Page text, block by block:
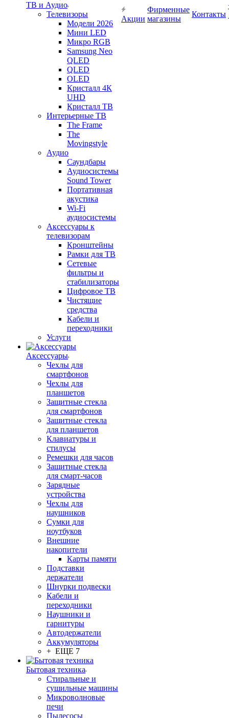
ТВ и Аудио
Телевизоры
Модели 2026
Мини LED
Микро RGB
Samsung Neo
QLED
QLED
OLED
Кристалл 4К
UHD
Кристалл ТВ
Интерьерные ТВ
The Frame
The
Movingstyle
Аудио
Саундбары
Аудиосистемы
Sound Tower
Портативная
акустика
Wi-Fi
аудиосистемы
Аксессуары к
телевизорам
Кронштейны
Рамки для ТВ
Сетевые
фильтры и
стабилизаторы
Цифровое ТВ
Чистящие
средства
Кабели и
переходники
Услуги
Аксессуары
Чехлы для
смартфонов
Чехлы для
планшетов
Защитные стекла
для смартфонов
Защитные стекла
для планшетов
Клавиатуры и
стилусы
Ремешки для часов
Защитные стекла
для смарт-часов
Зарядные
устройства
Чехлы для
наушников
Сумки для
ноутбуков
Внешние
накопители
Карты памяти
Подставки
держатели
Шнурки подвески
Кабели и
переходники
Наушники и
гарнитуры
Автодержатели
Аккумуляторы
+ ЕЩЕ 7
Бытовая техника
Стиральные и
сушильные машины
Микроволновые
печи
Пылесосы
Акции
Фирменные
магазины
Контакты